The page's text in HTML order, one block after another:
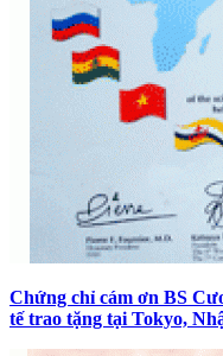
Chứng chỉ cám ơn BS
tế trao tặng tại Tokyo,